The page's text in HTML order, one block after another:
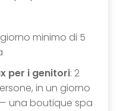
minimo di 5
per i genitori: 2
in un giorno
— una boutique spa